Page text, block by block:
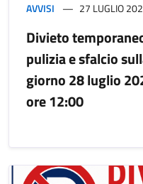
AVVISI 27 LUGLIO
Divieto
pulizia e sfalcio
giorno 28 luglio
ore 12:00